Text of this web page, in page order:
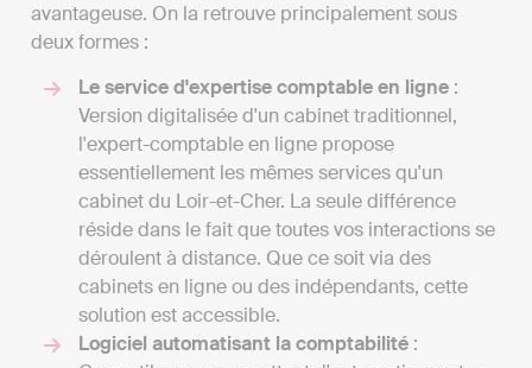
avantageuse. On la retrouve principalement sous
deux formes :
Le service d'expertise comptable en ligne :
Version digitalisée d'un cabinet traditionnel,
l'expert-comptable en ligne propose
essentiellement les mêmes services qu'un
cabinet du Loir-et-Cher. La seule différence
réside dans le fait que toutes vos interactions se
déroulent à distance. Que ce soit via des
cabinets en ligne ou des indépendants, cette
solution est accessible.
Logiciel automatisant la comptabilité :